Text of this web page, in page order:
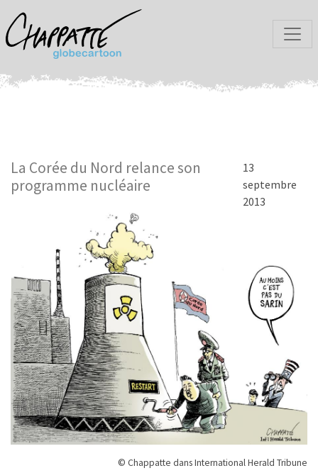
La Corée du Nord relance son
programme nucléaire
13
septembre
2013
© Chappatte dans International Herald Tribune